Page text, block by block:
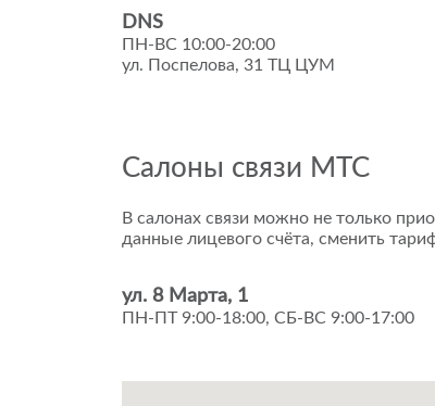
DNS
ПН-ВС 10:00-20:00
ул. Поспелова, 31 ТЦ ЦУМ
Салоны связи МТС
В салонах связи можно не только
данные лицевого счёта, сменить
ул. 8 Марта, 1
ПН-ПТ 9:00-18:00, СБ-ВС 9:00-17:00